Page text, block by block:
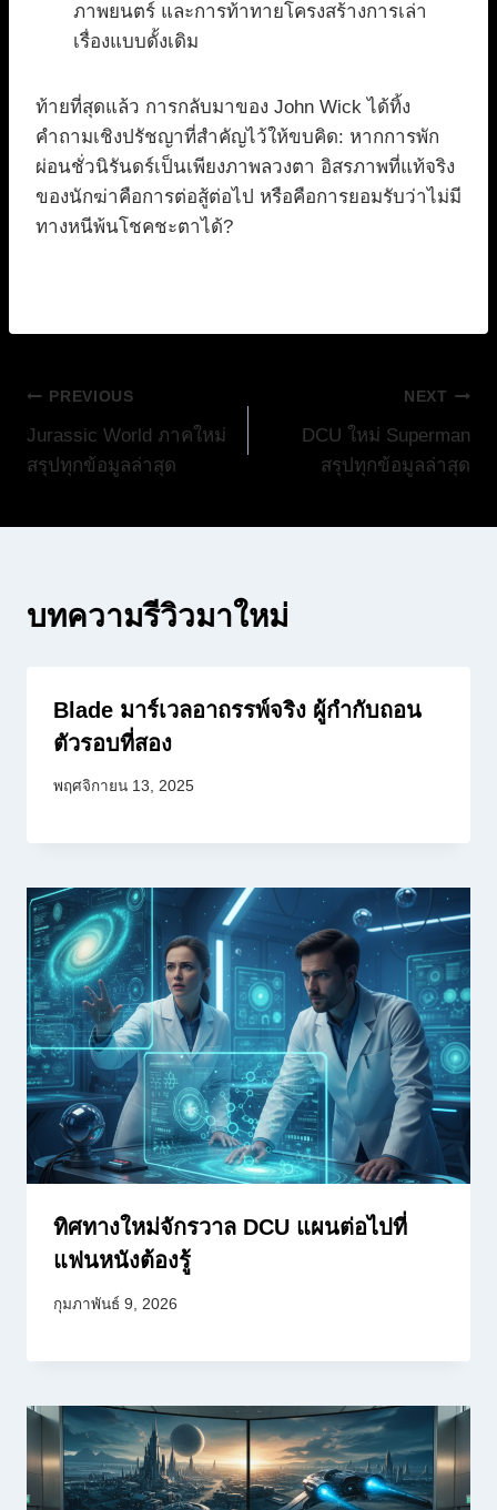
ภาพยนตร์ และการท้าทายโครงสร้างการเล่า
เรื่องแบบดั้งเดิม
ท้ายที่สุดแล้ว การกลับมาของ John Wick ได้ทิ้ง
คำถามเชิงปรัชญาที่สำคัญไว้ให้ขบคิด: หากการพัก
ผ่อนชั่วนิรันดร์เป็นเพียงภาพลวงตา อิสรภาพที่แท้จริง
ของนักฆ่าคือการต่อสู้ต่อไป หรือคือการยอมรับว่าไม่มี
ทางหนีพ้นโชคชะตาได้?
แนะแนว
เรื่อง
PREVIOUS
Jurassic World ภาคใหม่
สรุปทุกข้อมูลล่าสุด
NEXT
DCU ใหม่ Superman
สรุปทุกข้อมูลล่าสุด
บทความรีวิวมาใหม่
Blade มาร์เวลอาถรรพ์จริง ผู้กำกับถอน
ตัวรอบที่สอง
พฤศจิกายน 13, 2025
ทิศทางใหม่จักรวาล DCU แผนต่อไปที่
แฟนหนังต้องรู้
กุมภาพันธ์ 9, 2026